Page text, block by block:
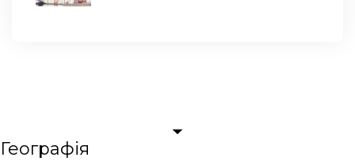
Географія